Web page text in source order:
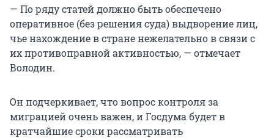
— По ряду статей должно быть обеспечено
оперативное (без решения суда) выдворение лиц,
чье нахождение в стране нежелательно в связи с
их противоправной активностью, — отмечает
Володин.
Он подчеркивает, что вопрос контроля за
миграцией очень важен, и Госдума будет в
кратчайшие сроки рассматривать